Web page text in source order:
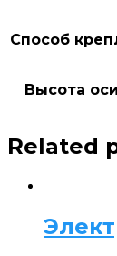
Способ
Высота
Related